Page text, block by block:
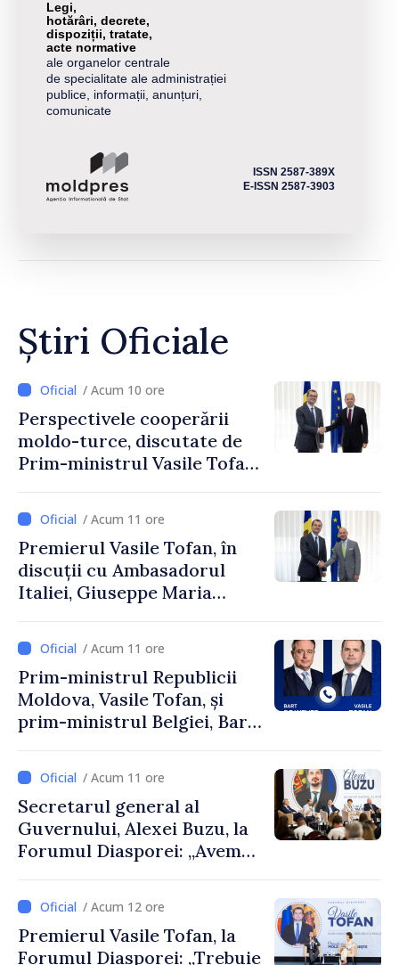
Legi,
hotărâri, decrete,
dispoziții, tratate,
acte normative
ale organelor centrale
de specialitate ale administrației
publice, informații, anunțuri,
comunicate
ISSN 2587-389X
E-ISSN 2587-3903
Știri Oficiale
/ Acum 10 ore
Perspectivele cooperării
moldo-turce, discutate de
Prim-ministrul Vasile Tofan
Uygar Mustafa Sertel
/ Acum 11 ore
Premierul Vasile Tofan, în
discuții cu Ambasadorul
Italiei, Giuseppe Maria
/ Acum 11 ore
Prim-ministrul Republicii
Moldova, Vasile Tofan, și
prim-ministrul Belgiei, Bart
despre parcursul european
al Republicii Moldova.
/ Acum 11 ore
Secretarul general al
Guvernului, Alexei Buzu, la
Forumul Diasporei: „Avem
dumneavoastră pentru a
construi comunități mai
puternice”
/ Acum 12 ore
Premierul Vasile Tofan, la
Forumul Diasporei: „Trebuie